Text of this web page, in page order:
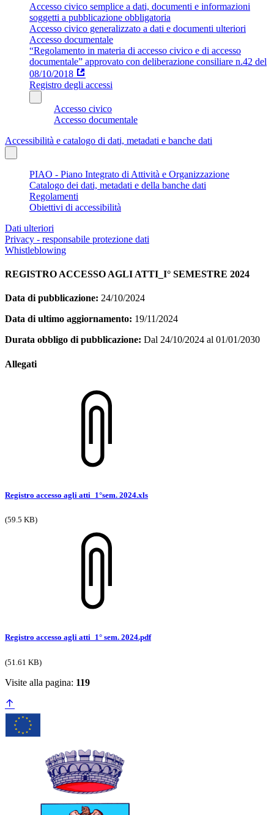
Accesso civico semplice a dati, documenti e informazioni
soggetti a pubblicazione obbligatoria
Accesso civico generalizzato a dati e documenti ulteriori
Accesso documentale
“Regolamento in materia di accesso civico e di accesso
documentale” approvato con deliberazione consiliare n.42 del
08/10/2018
Registro degli accessi
Accesso civico
Accesso documentale
Accessibilità e catalogo di dati, metadati e banche dati
PIAO - Piano Integrato di Attività e Organizzazione
Catalogo dei dati, metadati e della banche dati
Regolamenti
Obiettivi di accessibilità
Dati ulteriori
Privacy - responsabile protezione dati
Whistleblowing
REGISTRO ACCESSO AGLI ATTI_I° SEMESTRE 2024
Data di pubblicazione: 24/10/2024
Data di ultimo aggiornamento: 19/11/2024
Durata obbligo di pubblicazione: Dal 24/10/2024 al 01/01/2030
Allegati
Registro accesso agli atti_1°sem. 2024.xls
(59.5 KB)
Registro accesso agli atti_1° sem. 2024.pdf
(51.61 KB)
Visite alla pagina: 119